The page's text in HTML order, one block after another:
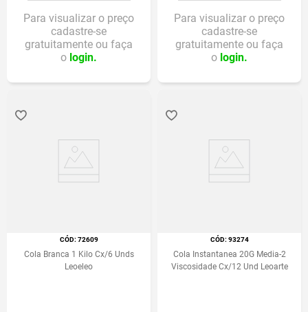
Para visualizar o preço
cadastre-se
gratuitamente ou faça
o login.
Para visualizar o preço
cadastre-se
gratuitamente ou faça
o login.
:72609
Cola Branca 1 Kilo Cx/6 Unds
Leoeleo
:93274
Cola Instantanea 20G Media-2
Viscosidade Cx/12 Und Leoarte